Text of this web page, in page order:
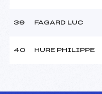
39 FAGARD LUC
40 HURE PHILIPPE